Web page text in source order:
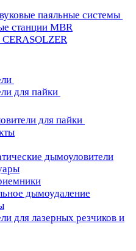
паяльные системы
станции MBR
для пайки
для пайки
дымоуловители
дымоудаление
для лазерных резчиков и